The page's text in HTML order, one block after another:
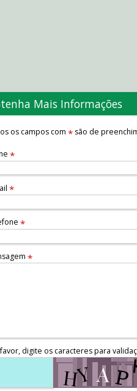
Mais Informações
os campos com *são de
*
*
*
*
digite os caracteres para